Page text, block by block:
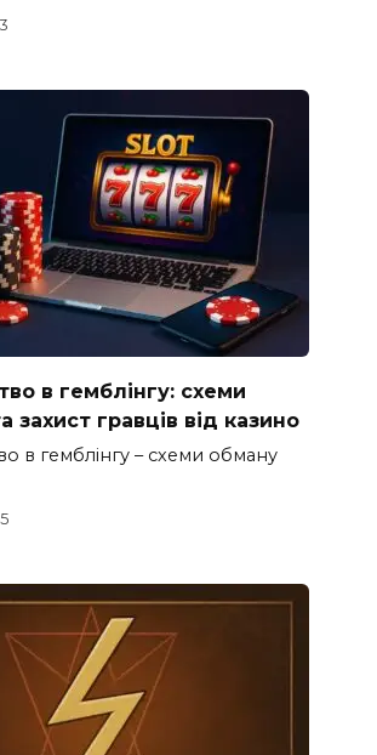
в гемблінгу: схеми
захист гравців від казино
в гемблінгу – схеми обману